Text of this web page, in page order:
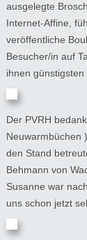
ausgelegte
Internet-Affine,
veröffentliche
Besucher/in auf
ihnen
Der PVRH
Neuwarmbüchen
den Stand
Behmann von
Susanne war
uns schon jetzt